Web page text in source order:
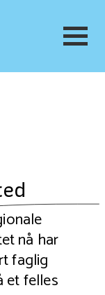
nå har
faglig
et felles